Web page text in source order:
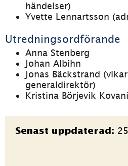
händelser)
Yvette Lennartsson
Utredningsordförande
Anna Stenberg
Johan Albihn
Jonas Bäckstrand
generaldirektör)
Kristina Börjevik
Sidinformation
Senast uppdaterad: